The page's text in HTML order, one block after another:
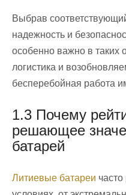
Выбрав
надежность и
особенно важно в таких
логистика и
бесперебойная работа
1.3 Почему
решающее
батарей
Литиевые батареи